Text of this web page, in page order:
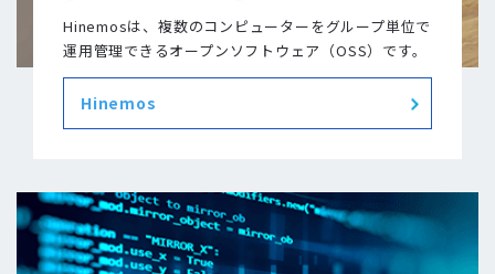
Hinemosは、複数のコンピューターをグループ単位で
運用管理できるオープンソフトウェア（OSS）です。
Hinemos